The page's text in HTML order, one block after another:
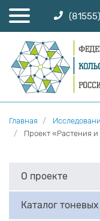
Главная
Проект «Растения
О проекте
Каталог